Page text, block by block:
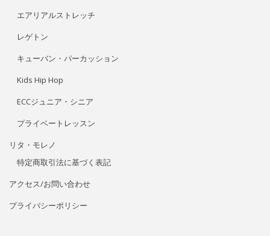
エアリアルストレッチ
レゲトン
キューバン・パーカッション
Kids Hip Hop
ECCジュニア・シニア
プライベートレッスン
リタ・モレノ
特定商取引法に基づく表記
アクセス/お問い合わせ
プライバシーポリシー